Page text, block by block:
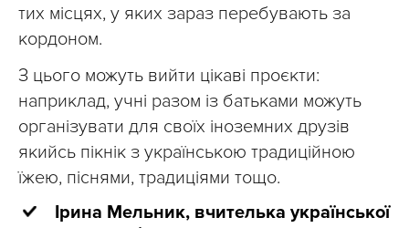
тих місцях, у яких зараз перебувають за
кордоном.
З цього можуть вийти цікаві проєкти:
наприклад, учні разом із батьками можуть
організувати для своїх іноземних друзів
якийсь пікнік з українською традиційною
їжею, піснями, традиціями тощо.
Ірина Мельник, вчителька української